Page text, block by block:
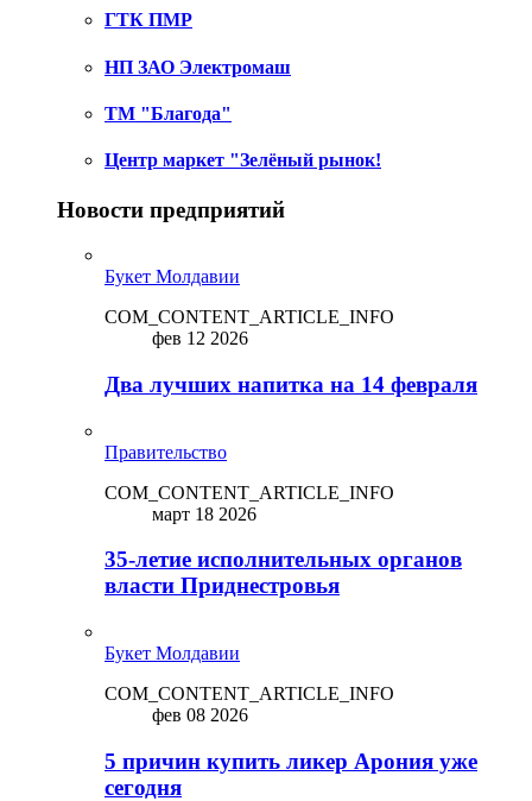
ГТК ПМР
НП ЗАО Электромаш
ТМ "Благода"
Центр маркет "Зелёный рынок!
Новости предприятий
Букет Молдавии
COM_CONTENT_ARTICLE_INFO
фев 12 2026
Два лучших напитка на 14 февраля
Правительство
COM_CONTENT_ARTICLE_INFO
март 18 2026
35-летие исполнительных органов
власти Приднестровья
Букет Молдавии
COM_CONTENT_ARTICLE_INFO
фев 08 2026
5 причин купить ликep Арония уже
сегодня